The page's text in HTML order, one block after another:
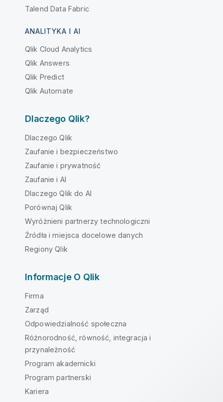
Talend Data Fabric
ANALITYKA I AI
Qlik Cloud Analytics
Qlik Answers
Qlik Predict
Qlik Automate
Dlaczego Qlik?
Dlaczego Qlik
Zaufanie i bezpieczeństwo
Zaufanie i prywatność
Zaufanie i AI
Dlaczego Qlik do AI
Porównaj Qlik
Wyróżnieni partnerzy technologiczni
Źródła i miejsca docelowe danych
Regiony Qlik
Informacje O Qlik
Firma
Zarząd
Odpowiedzialność społeczna
Różnorodność, równość, integracja i
przynależność
Program akademicki
Program partnerski
Kariera